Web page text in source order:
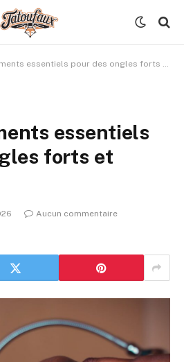
essentiels pour des ongles forts et éclatants
essentiels
forts et
Aucun commentaire